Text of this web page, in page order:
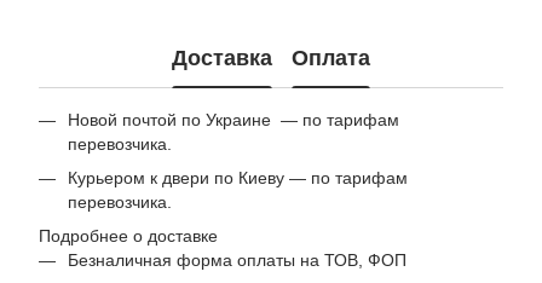
Доставка Оплата
Новой почтой по Украине — по тарифам
перевозчика.
Курьером к двери по Киеву — по тарифам
перевозчика.
Подробнее о доставке
Безналичная форма оплаты на ТОВ, ФОП